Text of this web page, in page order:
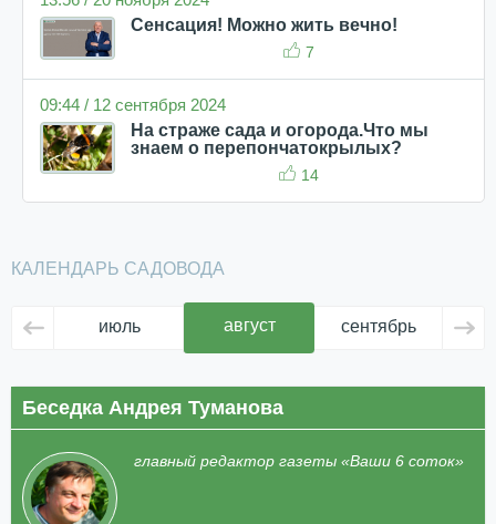
Сенсация! Можно жить вечно!
7
09:44 / 12 сентября 2024
На страже сада и огорода.Что мы
знаем о перепончатокрылых?
14
КАЛЕНДАРЬ САДОВОДА
июль август сентябрь
Беседка Андрея Туманова
главный редактор газеты «Ваши 6 соток»